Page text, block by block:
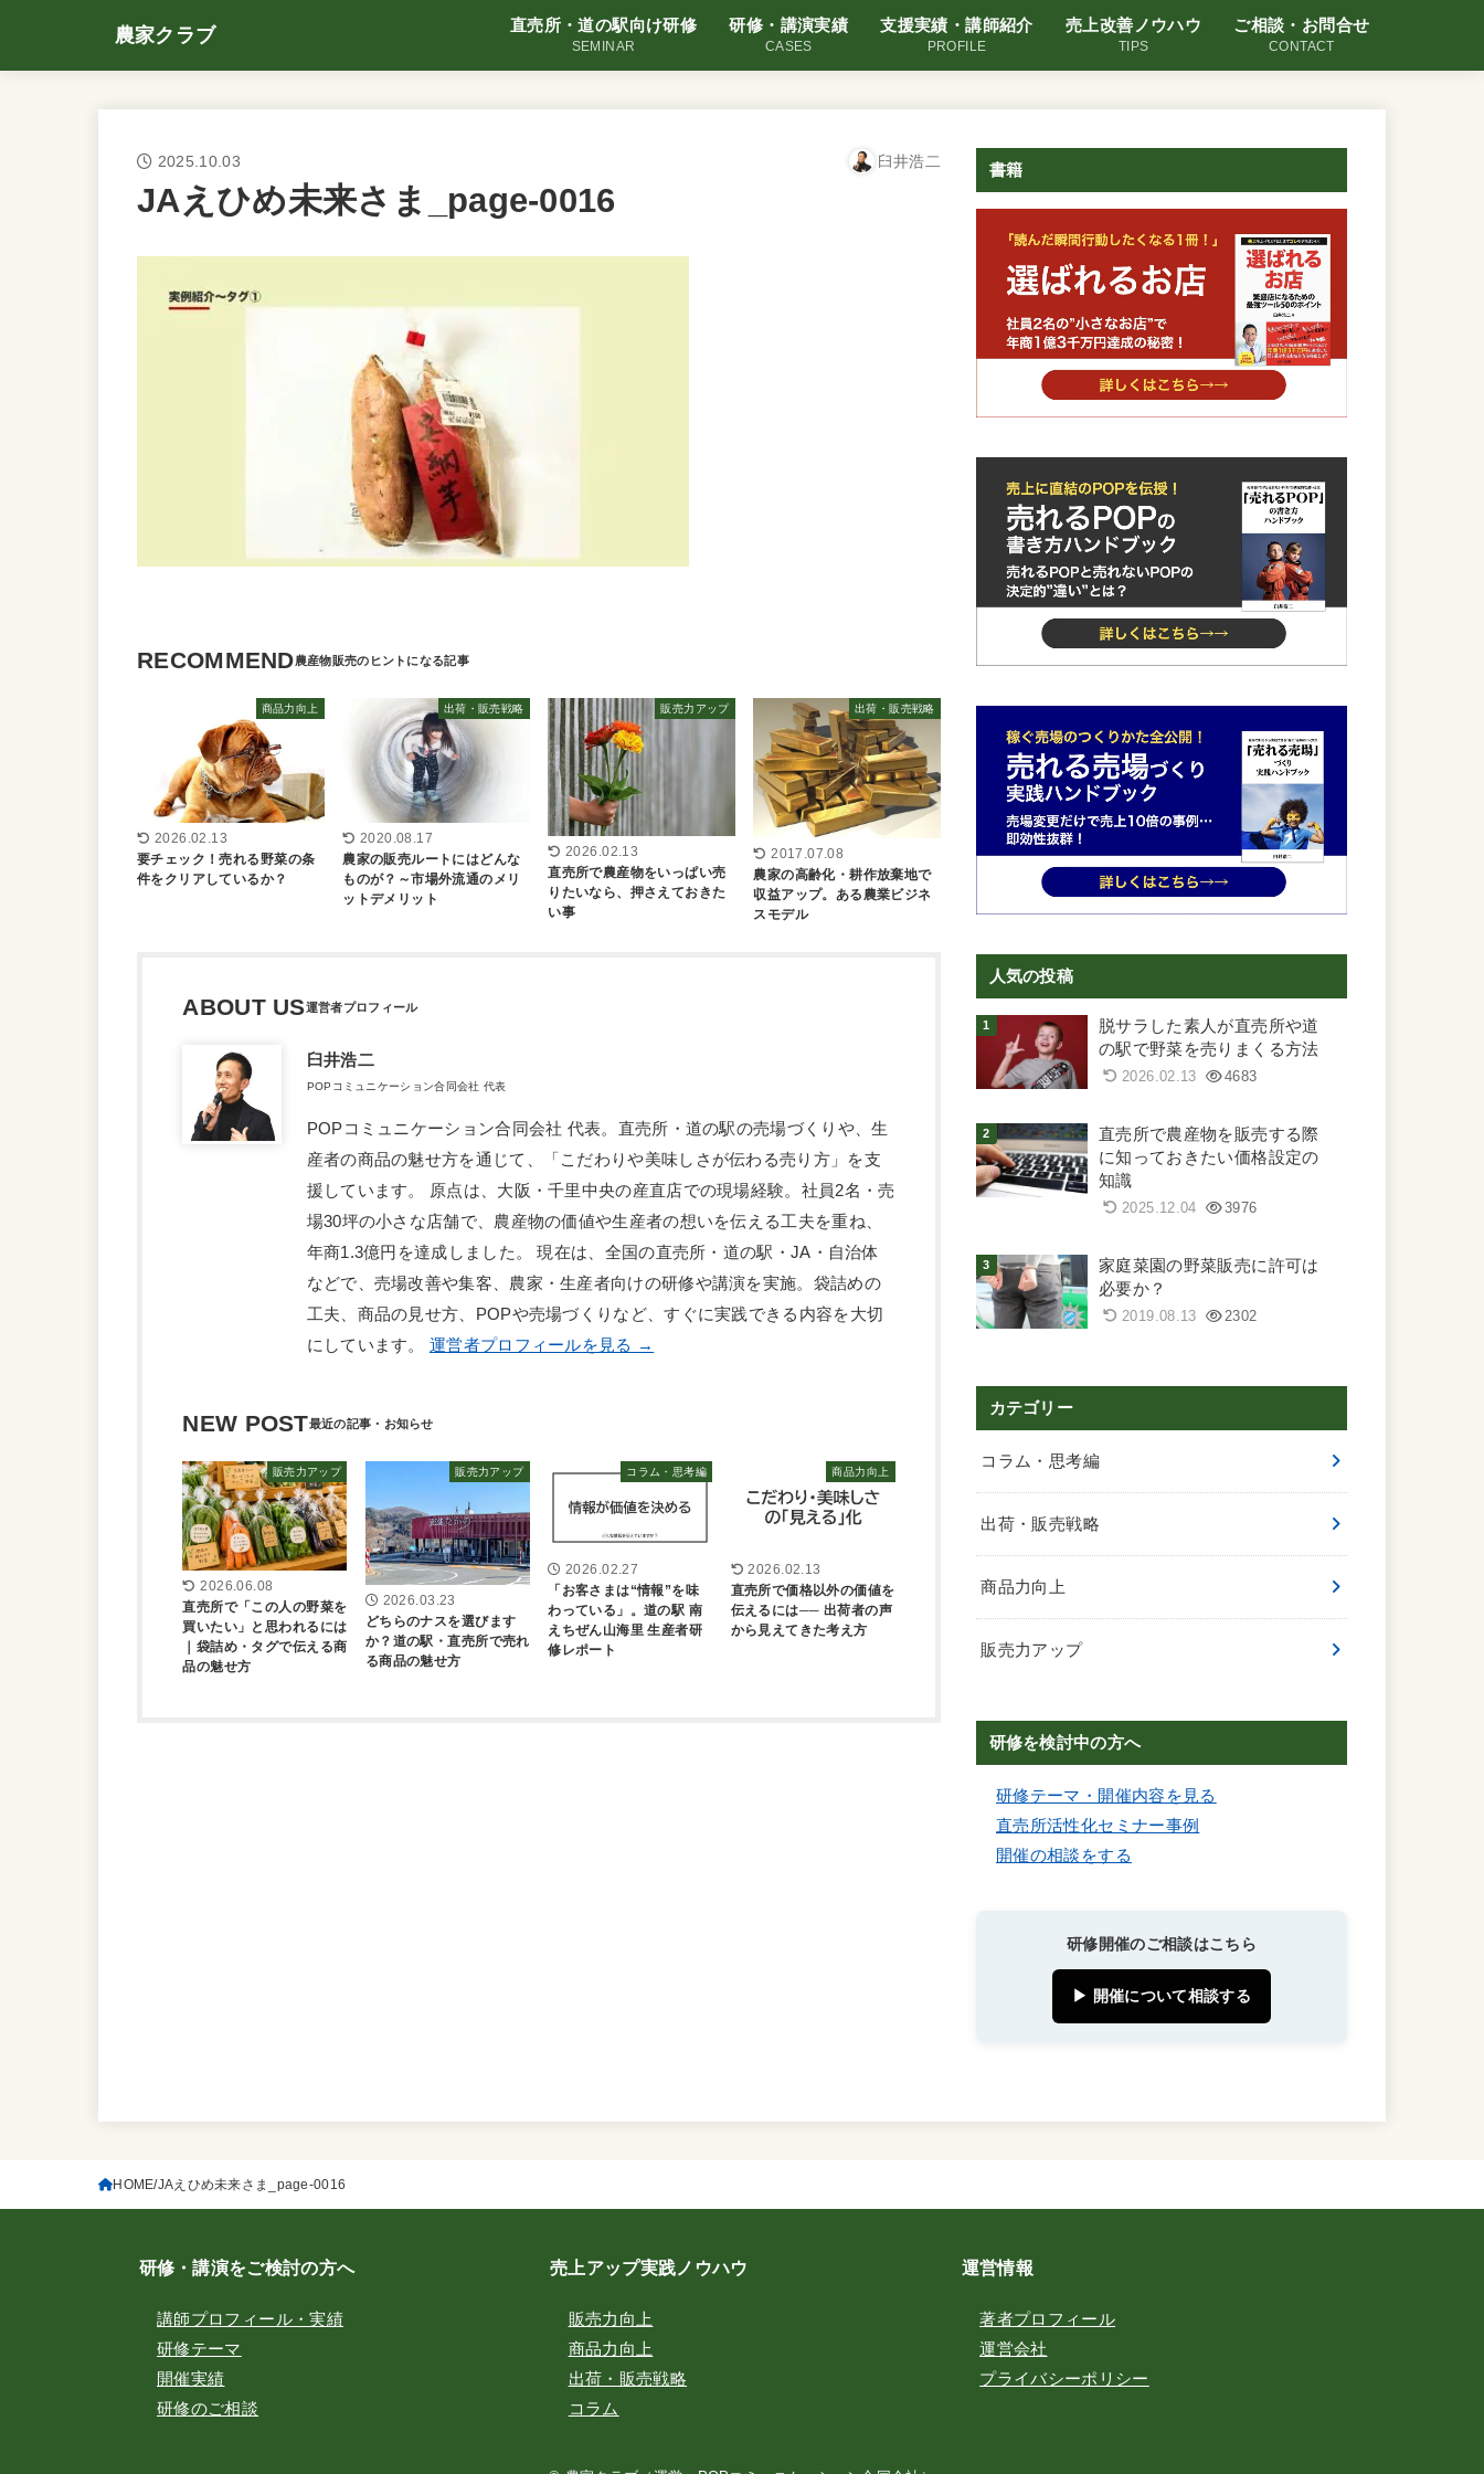
農家クラブ 直売所・道の駅向け研修
SEMINAR
研修・講演実績
CASES
支援実績・講師紹介
PROFILE
売上改善ノウハウ
TIPS
ご相談・お問合せ
CONTACT
2025.10.03 臼井浩二
JAえひめ未来さま_page-0016
RECOMMEND
商品力向上
2026.02.13
要チェック！売れる野菜の条
件をクリアしているか？
出荷・販売戦略
2020.08.17
農家の販売ルートにはどんな
ものが？～市場外流通のメリ
ットデメリット
販売力アップ
2026.02.13
直売所で農産物をいっぱい売
りたいなら、押さえておきた
い事
出荷・販売戦略
2017.07.08
農家の高齢化・耕作放棄地で
収益アップ。ある農業ビジネ
スモデル
ABOUT US
臼井浩二
POPコミュニケーション合同会社 代表
POPコミュニケーション合同会社 代表。直売所・道の駅の売場づくりや、生
産者の商品の魅せ方を通じて、「こだわりや美味しさが伝わる売り方」を支
援しています。 原点は、大阪・千里中央の産直店での現場経験。社員2名・売
場30坪の小さな店舗で、農産物の価値や生産者の想いを伝える工夫を重ね、
年商1.3億円を達成しました。 現在は、全国の直売所・道の駅・JA・自治体
などで、売場改善や集客、農家・生産者向けの研修や講演を実施。袋詰めの
工夫、商品の見せ方、POPや売場づくりなど、すぐに実践できる内容を大切
にしています。運営者プロフィールを見る →
NEW POST
販売力アップ
2026.06.08
直売所で「この人の野菜を
買いたい」と思われるには
｜袋詰め・タグで伝える商
品の魅せ方
販売力アップ
2026.03.23
どちらのナスを選びます
か？道の駅・直売所で売れ
る商品の魅せ方
コラム・思考編
2026.02.27
「お客さまは“情報”を味
わっている」。道の駅 南
えちぜん山海里 生産者研
修レポート
商品力向上
2026.02.13
直売所で価格以外の価値を
伝えるには── 出荷者の声
から見えてきた考え方
書籍
人気の投稿
脱サラした素人が直売所や道
の駅で野菜を売りまくる方法
2026.02.13 4683
直売所で農産物を販売する際
に知っておきたい価格設定の
知識
2025.12.04 3976
家庭菜園の野菜販売に許可は
必要か？
2019.08.13 2302
カテゴリー
コラム・思考編
出荷・販売戦略
商品力向上
販売力アップ
研修を検討中の方へ
研修テーマ・開催内容を見る
直売所活性化セミナー事例
開催の相談をする
研修開催のご相談はこちら
▶ 開催について相談する
HOME JAえひめ未来さま_page-0016
研修・講演をご検討の方へ
講師プロフィール・実績
研修テーマ
開催実績
研修のご相談
売上アップ実践ノウハウ
販売力向上
商品力向上
出荷・販売戦略
コラム
運営情報
著者プロフィール
運営会社
プライバシーポリシー